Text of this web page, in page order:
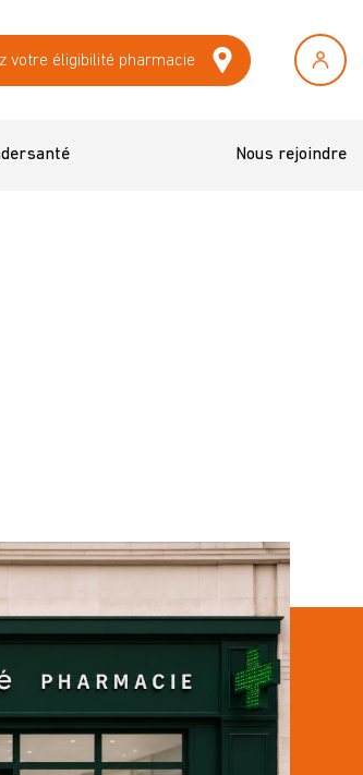
votre éligibilité pharmacie
Nous rejoindre